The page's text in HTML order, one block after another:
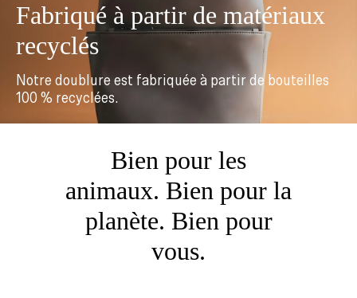
Fabriqué à partir de matériaux
recyclés
Notre doublure est fabriquée à partir de bouteilles
100 % recyclées.
Bien pour les
animaux. Bien pour la
planète. Bien pour
vous.